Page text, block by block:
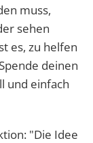
muss,
sehen
es, zu helfen
deinen
und einfach
"Die Idee